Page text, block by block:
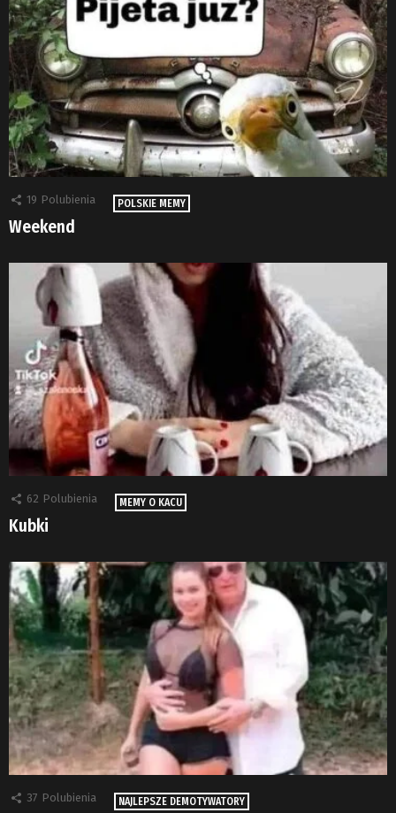
19 Polubienia POLSKIE MEMY
Weekend
62 Polubienia MEMY O KACU
Kubki
37 Polubienia NAJLEPSZE DEMOTYWATORY